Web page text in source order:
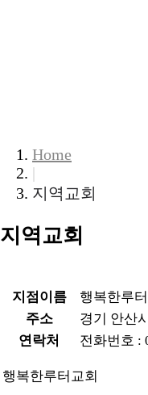
Home
|
지역교회
지역교회
지점이름
행복한루
주소
경기 안산
연락처
전화번호 :
행복한루터교회